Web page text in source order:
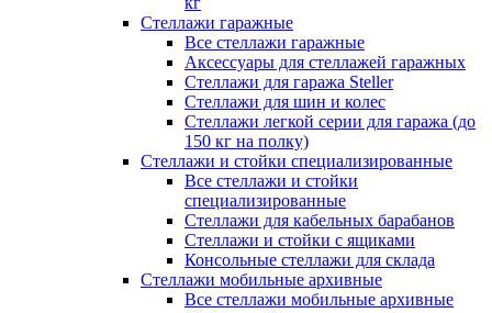
Стеллажи гаражные
Все стеллажи гаражные
Аксессуары для стеллажей гаражных
Стеллажи для гаража Steller
Стеллажи для шин и колес
Стеллажи легкой серии для гаража (до
150 кг на полку)
Стеллажи и стойки специализированные
Все стеллажи и стойки
специализированные
Стеллажи для кабельных барабанов
Стеллажи и стойки с ящиками
Консольные стеллажи для склада
Стеллажи мобильные архивные
Все стеллажи мобильные архивные